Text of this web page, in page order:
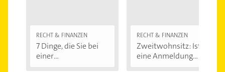
RECHT & FINANZEN
7 Dinge, die Sie bei
einer
RECHT & FINANZEN
Zweitwohnsitz: Ist
eine Anmeldung...